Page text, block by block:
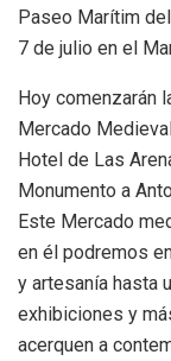
Paseo Marítim
7 de julio en el
Hoy comenzarán
Mercado
Hotel de Las
Monumento a
Este Mercado
en él podremos
y artesanía hasta
exhibiciones y
acerquen a